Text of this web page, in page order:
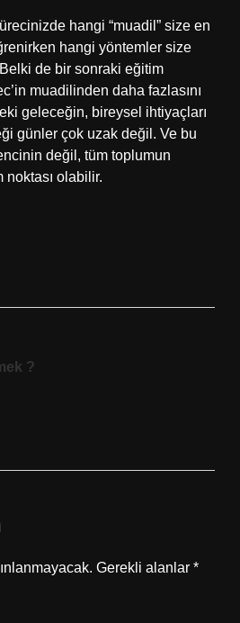
hangi “muadil” size en
hangi yöntemler size
de bir sonraki eğitim
muadilinden daha fazlasını
geleceğin, bireysel ihtiyaçları
günler çok uzak değil. Ve bu
değil, tüm toplumun
olabilir.
?
Gerekli alanlar *